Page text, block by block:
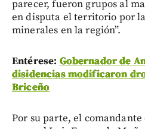
parecer, fueron grupos al
en disputa el territorio por
minerales en la región”.
Entérese: Gobernador de
disidencias modificaron
Briceño
Por su parte, el